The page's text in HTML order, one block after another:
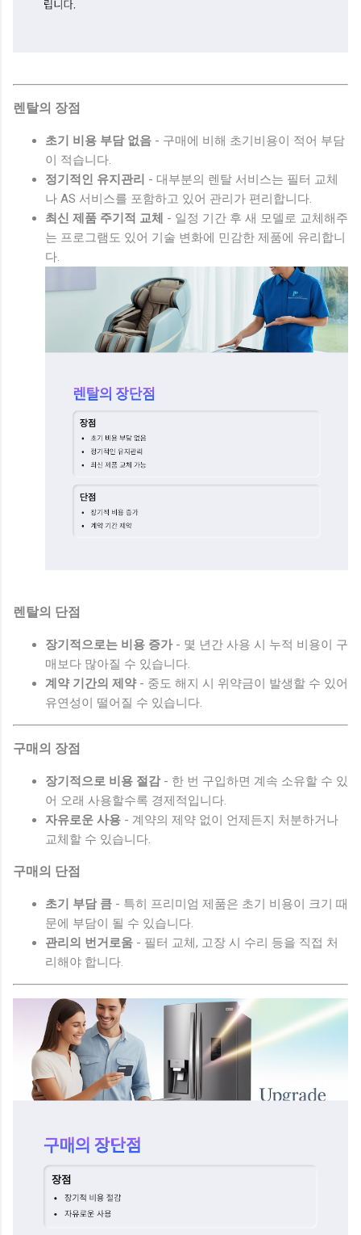
렌탈의 장점
초기 비용 부담 없음 - 구매에 비해 초기비용이 적어 부담
이 적습니다.
정기적인 유지관리 - 대부분의 렌탈 서비스는 필터 교체
나 AS 서비스를 포함하고 있어 관리가 편리합니다.
최신 제품 주기적 교체 - 일정 기간 후 새 모델로 교체해주
는 프로그램도 있어 기술 변화에 민감한 제품에 유리합니
다.
렌탈의 단점
장기적으로는 비용 증가- 몇 년간 사용 시 누적 비용이 구
매보다 많아질 수 있습니다.
계약 기간의 제약- 중도 해지 시 위약금이 발생할 수 있어
유연성이 떨어질 수 있습니다.
구매의 장점
장기적으로 비용 절감- 한 번 구입하면 계속 소유할 수 있
어 오래 사용할수록 경제적입니다.
자유로운 사용 - 계약의 제약 없이 언제든지 처분하거나
교체할 수 있습니다.
구매의 단점
초기 부담 큼 - 특히 프리미엄 제품은 초기 비용이 크기 때
문에 부담이 될 수 있습니다.
관리의 번거로움 - 필터 교체, 고장 시 수리 등을 직접 처
리해야 합니다.